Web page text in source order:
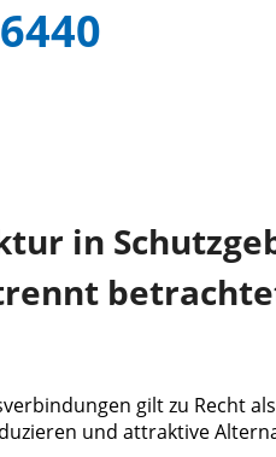
in
gilt zu Recht
und attraktive